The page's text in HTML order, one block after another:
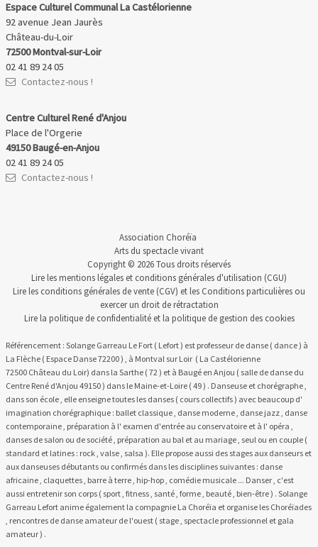
Espace Culturel Communal La Castélorienne
92 avenue Jean Jaurès
Château-du-Loir
72500 Montval-sur-Loir
02 41 89 24 05
Contactez-nous !
Centre Culturel René d'Anjou
Place de l'Orgerie
49150 Baugé-en-Anjou
02 41 89 24 05
Contactez-nous !
Association Choréïa
Arts du spectacle vivant
Copyright © 2026 Tous droits réservés
Lire lesmentions légales et conditions générales d'utilisation (CGU)
Lire les conditions générales de vente (CGV) et les Conditions particulières ou
exercer un droit de rétractation
Lire la politique de confidentialitéet la politique de gestion des cookies
Référencement : Solange Garreau Le Fort ( Lefort ) est professeur de danse ( dance ) à
La Flèche ( Espace Danse 72200 ) , à Montval sur Loir ( La Castélorienne
72500 Château du Loir) dans la Sarthe ( 72 ) et à Baugé en Anjou ( salle de danse du
Centre René d'Anjou 49150 ) dans le Maine-et-Loire ( 49 ) . Danseuse et chorégraphe ,
dans son école , elle enseigne toutes les danses ( cours collectifs ) avec beaucoup d'
imagination chorégraphique : ballet classique , danse moderne , danse jazz , danse
contemporaine , préparation à l' examen d'entrée au conservatoire et à l' opéra ,
danses de salon ou de société , préparation au bal et au mariage , seul ou en couple (
standard et latines : rock , valse , salsa ). Elle propose aussi des stages aux danseurs et
aux danseuses débutants ou confirmés dans les disciplines suivantes : danse
africaine , claquettes , barre à terre , hip-hop , comédie musicale ... Danser , c'est
aussi entretenir son corps ( sport , fitness , santé , forme , beauté , bien-être ) . Solange
Garreau Lefort anime également la compagnie La Choréïa et organise les Choréïades
, rencontres de danse amateur de l'ouest ( stage , spectacle professionnel et gala
amateur ) .